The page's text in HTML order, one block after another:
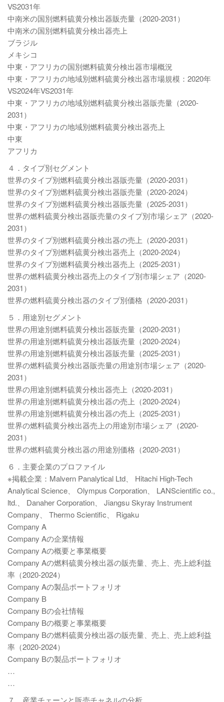
VS2031年
中南米の国別燃料硫黄分検出器販売量（2020-2031）
中南米の国別燃料硫黄分検出器売上
ブラジル
メキシコ
中東・アフリカの国別燃料硫黄分検出器市場概況
中東・アフリカの地域別燃料硫黄分検出器市場規模：2020年
VS2024年VS2031年
中東・アフリカの地域別燃料硫黄分検出器販売量（2020-
2031）
中東・アフリカの地域別燃料硫黄分検出器売上
中東
アフリカ
４．タイプ別セグメント
世界のタイプ別燃料硫黄分検出器販売量（2020-2031）
世界のタイプ別燃料硫黄分検出器販売量（2020-2024）
世界のタイプ別燃料硫黄分検出器販売量（2025-2031）
世界の燃料硫黄分検出器販売量のタイプ別市場シェア（2020-
2031）
世界のタイプ別燃料硫黄分検出器の売上（2020-2031）
世界のタイプ別燃料硫黄分検出器売上（2020-2024）
世界のタイプ別燃料硫黄分検出器売上（2025-2031）
世界の燃料硫黄分検出器売上のタイプ別市場シェア（2020-
2031）
世界の燃料硫黄分検出器のタイプ別価格（2020-2031）
５．用途別セグメント
世界の用途別燃料硫黄分検出器販売量（2020-2031）
世界の用途別燃料硫黄分検出器販売量（2020-2024）
世界の用途別燃料硫黄分検出器販売量（2025-2031）
世界の燃料硫黄分検出器販売量の用途別市場シェア（2020-
2031）
世界の用途別燃料硫黄分検出器売上（2020-2031）
世界の用途別燃料硫黄分検出器の売上（2020-2024）
世界の用途別燃料硫黄分検出器の売上（2025-2031）
世界の燃料硫黄分検出器売上の用途別市場シェア（2020-
2031）
世界の燃料硫黄分検出器の用途別価格（2020-2031）
６．主要企業のプロファイル
※掲載企業：Malvern Panalytical Ltd、 Hitachi High-Tech
Analytical Science、 Olympus Corporation、 LANScientific co.,
ltd.、 Danaher Corporation、 Jiangsu Skyray Instrument
Company、 Thermo Scientific、 Rigaku
Company A
Company Aの企業情報
Company Aの概要と事業概要
Company Aの燃料硫黄分検出器の販売量、売上、売上総利益
率（2020-2024）
Company Aの製品ポートフォリオ
Company B
Company Bの会社情報
Company Bの概要と事業概要
Company Bの燃料硫黄分検出器の販売量、売上、売上総利益
率（2020-2024）
Company Bの製品ポートフォリオ
…
…
７．産業チェーンと販売チャネルの分析